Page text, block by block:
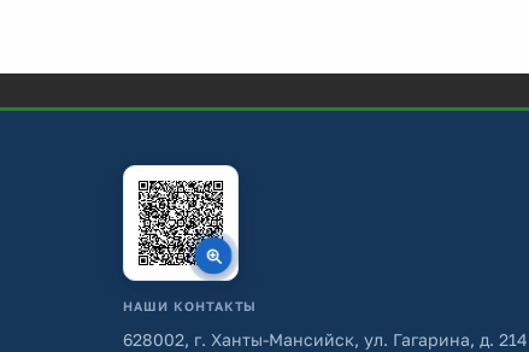
НАШИ КОНТАКТЫ
628002, г. Ханты-Мансийск, ул. Гагарина, д. 214